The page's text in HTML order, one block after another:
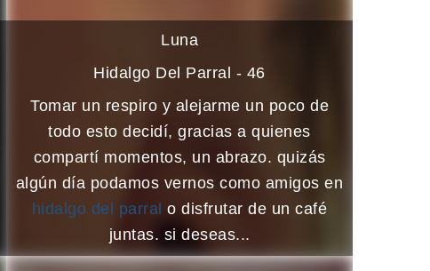
Luna
Hidalgo Del Parral - 46
Tomar un respiro y alejarme un poco de
todo esto decidí, gracias a quienes
compartí momentos, un abrazo. quizás
algún día podamos vernos como amigos en
hidalgo del parralo disfrutar de un café
juntas. si deseas...